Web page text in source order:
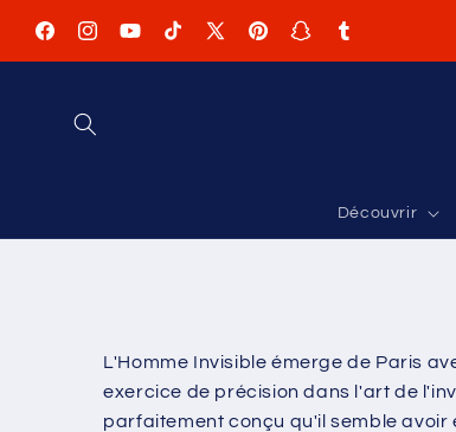
passer
FacebookInstagramYouTubeTikTokX
PinterestSnapchatTumblr
Découvrir
L'Homme Invisible émerge de Paris
exercice de précision dans l'art de
parfaitement conçu qu'il semble avoir